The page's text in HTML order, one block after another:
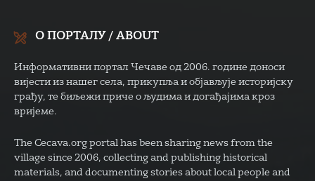
О ПОРТАЛУ / ABOUT
Информативни портал Чечаве од 2006. године доноси
вијести из нашег села, прикупља и објављује историјску
грађу, те биљежи приче о људима и догађајима кроз
вријеме.
The Cecava.org portal has been sharing news from the
village since 2006, collecting and publishing historical
materials, and documenting stories about local people and